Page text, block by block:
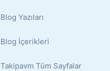
Blog Yazıları
Blog İçerikleri
Takipavm Tüm Sayfalar